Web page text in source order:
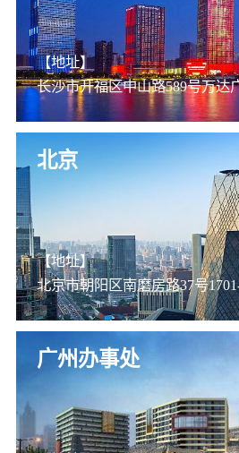
【地址】
长沙市开福区中山路589号万达
北京
【地址】
北京市朝阳区南磨房路37号
广州办事处